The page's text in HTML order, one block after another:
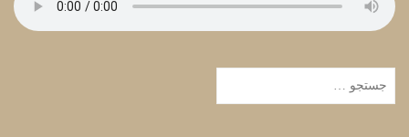
جستجو
برای: